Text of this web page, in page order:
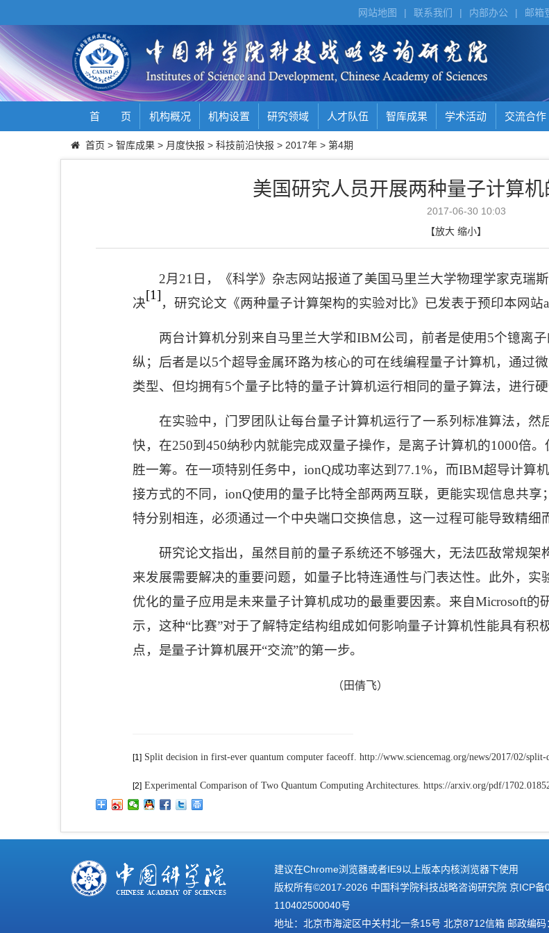
邮箱
|
内部办公
|
联系我们
|
网站地图
首 页 机构概况 机构设置 研究领域 人才队伍 智库成果 学术活动 交流合作
首页 > 智库成果 > 月度快报 > 科技前沿快报 > 2017年 > 第4期
美国研究人员开展两种量子计算
2017-06-30 10:03
【放大 缩小】
2月 21 日，《科学》杂志网站报道了美国马里兰大学物理学家克瑞
决
[1]
，研究论文《两种量子计算架构的实验对比》已发表于预印本网站
两台计算机分别来自马里兰大学和IBM公司，前者是使用5个镱离子
纵；后者是以5个超导金属环路为核心的可在线编程量子计算机，通过
类型、但均拥有5个量子比特的量子计算机运行相同的量子算法，进行硬
在实验中，门罗团队让每台量子计算机运行了一系列标准算法，然
快，在250到450纳秒内就能完成双量子操作，是离子计算机的1000倍。
胜一筹。在一项特别任务中，ionQ成功率达到 77.1%，而IBM超导计算
接方式的不同，ionQ使用的量子比特全部两两互联，更能实现信息共享
特分别相连，必须通过一个中央端口交换信息，这一过程可能导致精细
研究论文指出，虽然目前的量子系统还不够强大，无法匹敌常规
来发展需要解决的重要问题，如量子比特连通性与门表达性。此外，
优化的量子应用是未来量子计算机成功的最重要因素。来自Microsoft的
示，这种“比赛”对于了解特定结构组成如何影响量子计算机性能具有积
点，是量子计算机展开“交流”的第一步。
（田倩飞）
[1] Split decision in first-ever quantum computer faceoff. http://www.sciencemag.org/news/2017/02/
[2] Experimental Comparison of Two Quantum Computing Architectures. https://arxiv.org/pdf/
建议在Chrome浏览器或者IE9以上版本内核浏览器下使用
版权所有©2017-2026 中国科学院科技战略咨询研究院 京ICP备
110402500040号
地址：北京市海淀区中关村北一条15号 北京8712信箱 邮政编